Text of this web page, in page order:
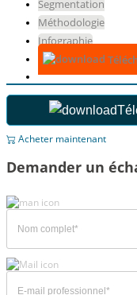
Segmentation
Méthodologie
Infographie
Acheter maintenant
Demander un